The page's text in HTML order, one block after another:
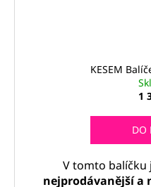
KESEM
1
DO
V tomto balíčku
nejprodávanější a